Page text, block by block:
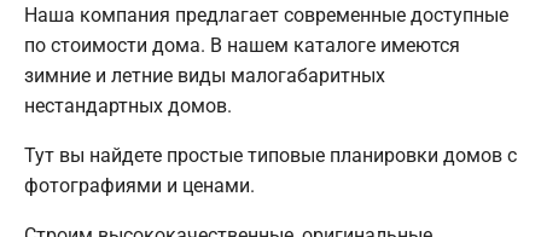
Наша компания предлагает современные доступные
по стоимости дома. В нашем каталоге имеются
зимние и летние виды малогабаритных
нестандартных домов.
Тут вы найдете простые типовые планировки домов с
фотографиями и ценами.